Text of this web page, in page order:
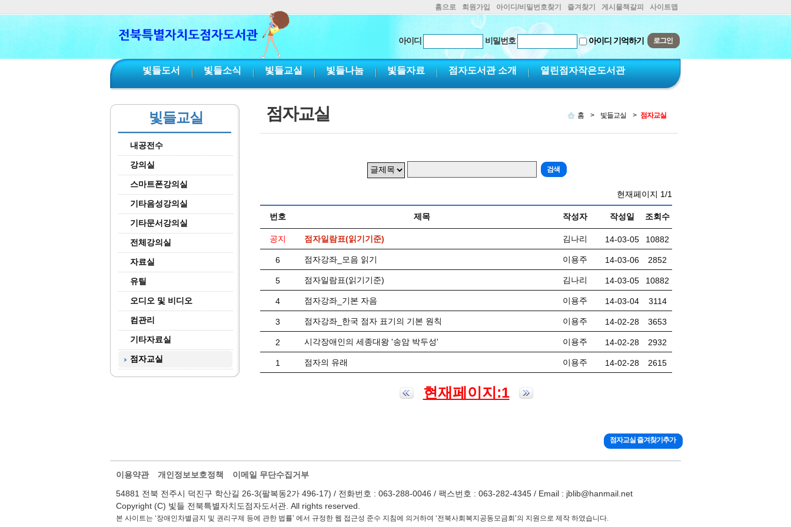
홈으로 회원가입 아이디/비밀번호찾기 즐겨찾기 게시물책갈피 사이트맵
아이디 비밀번호 아이디 기억하기
빛들도서 빛들소식 빛들교실 빛들나눔 빛들자료 점자도서관 소개 열린점자작은도서관
빛들교실
내공전수
강의실
스마트폰강의실
기타음성강의실
기타문서강의실
전체강의실
자료실
유틸
오디오 및 비디오
컴관리
기타자료실
점자교실
홈 > 빛들교실 > 점자교실
점자교실
현재페이지 1/1
번호 제목 작성자 작성일 조회수
공지 점자일람표(읽기기준) 김나리 14-03-05 10882
6 점자강좌_모음 읽기 이용주 14-03-06 2852
5 점자일람표(읽기기준) 김나리 14-03-05 10882
4 점자강좌_기본 자음 이용주 14-03-04 3114
3 점자강좌_한국 점자 표기의 기본 원칙 이용주 14-02-28 3653
2 시각장애인의 세종대왕 '송암 박두성' 이용주 14-02-28 2932
1 점자의 유래 이용주 14-02-28 2615
현재페이지:1
점자교실 즐겨찾기추가
이용약관 개인정보보호정책
이메일 무단수집거부
54881 전북 전주시 덕진구 학산길 26-3(팔복동2가 496-17) / 전화번호 : 063-288-0046 / 팩스번호 : 063-282-4345 / Email : jblib@hanmail.net
Copyright (C) 빛들 전북특별자치도점자도서관. All rights reserved.
본 사이트는 ‘장애인차별금지 및 권리구제 등에 관한 법률’ 에서 규정한 웹 접근성 준수 지침에 의거하여 ‘전북사회복지공동모금회’의 지원으로 제작 하였습니다.